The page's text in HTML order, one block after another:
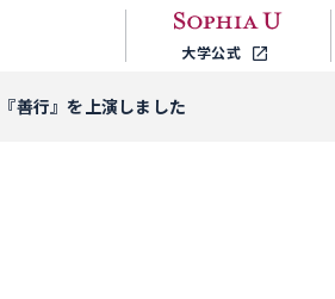
大学公式
善行』を上演しました